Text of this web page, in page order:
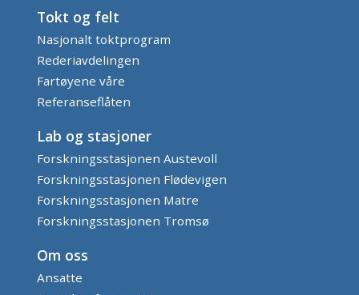
Tokt og felt
Nasjonalt toktprogram
Rederiavdelingen
Fartøyene våre
Referanseflåten
Lab og stasjoner
Forskningsstasjonen Austevoll
Forskningsstasjonen Flødevigen
Forskningsstasjonen Matre
Forskningsstasjonen Tromsø
Om oss
Ansatte